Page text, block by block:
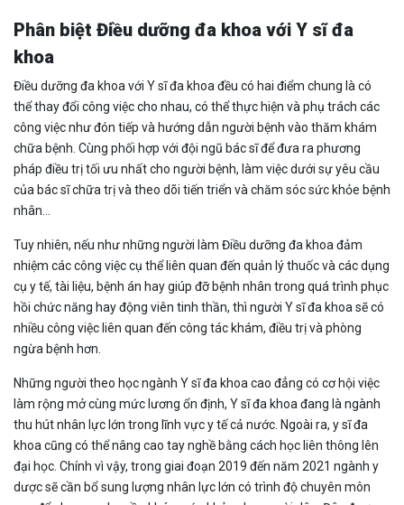
Phân biệt Điều dưỡng đa khoa với Y sĩ đa
khoa
Điều dưỡng đa khoa với Y sĩ đa khoa đều có hai điểm chung là có
thể thay đổi công việc cho nhau, có thể thực hiện và phụ trách các
công việc như đón tiếp và hướng dẫn người bệnh vào thăm khám
chữa bệnh. Cùng phối hợp với đội ngũ bác sĩ để đưa ra phương
pháp điều trị tối ưu nhất cho người bệnh, làm việc dưới sự yêu cầu
của bác sĩ chữa trị và theo dõi tiến triển và chăm sóc sức khỏe bệnh
nhân...
Tuy nhiên, nếu như những người làm Điều dưỡng đa khoa đảm
nhiệm các công việc cụ thể liên quan đến quản lý thuốc và các dụng
cụ y tế, tài liệu, bệnh án hay giúp đỡ bệnh nhân trong quá trình phục
hồi chức năng hay động viên tinh thần, thì người Y sĩ đa khoa sẽ có
nhiều công việc liên quan đến công tác khám, điều trị và phòng
ngừa bệnh hơn.
Những người theo học ngành Y sĩ đa khoa cao đẳng có cơ hội việc
làm rộng mở cùng mức lương ổn định, Y sĩ đa khoa đang là ngành
thu hút nhân lực lớn trong lĩnh vực y tế cả nước. Ngoài ra, y sĩ đa
khoa cũng có thể nâng cao tay nghề bằng cách học liên thông lên
đại học. Chính vì vậy, trong giai đoạn 2019 đến năm 2021 ngành y
dược sẽ cần bổ sung lượng nhân lực lớn có trình độ chuyên môn